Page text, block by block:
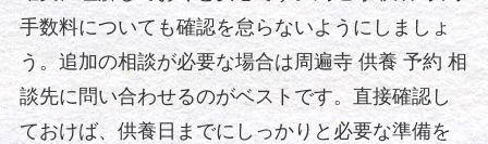
手数料についても確認を怠らないようにしましょ
う。追加の相談が必要な場合は周遍寺 供養 予約 相
談先に問い合わせるのがベストです。直接確認し
ておけば、供養日までにしっかりと必要な準備を